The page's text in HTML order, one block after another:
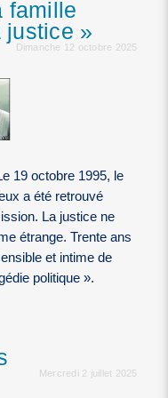
famille
justice »
Dimanche 12 octobre 2025
19 octobre 1995, le
a été retrouvé
La justice ne
étrange. Trente ans
et intime de
politique ».
Mercredi 2 juillet 2025